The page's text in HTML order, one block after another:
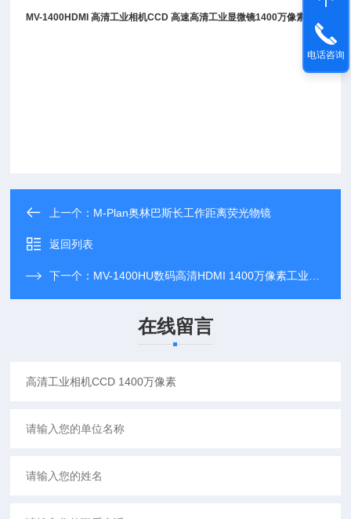
MV-1400HDMI 高清工业相机CCD 高速高清工业显微镜1400万像素
上一个： M-Plan奥林巴斯长工作距离荧光物镜
返回列表
下一个： MV-1400HU数码高清HDMI 1400万像素工业相机 摄像头
在线留言
电话咨询